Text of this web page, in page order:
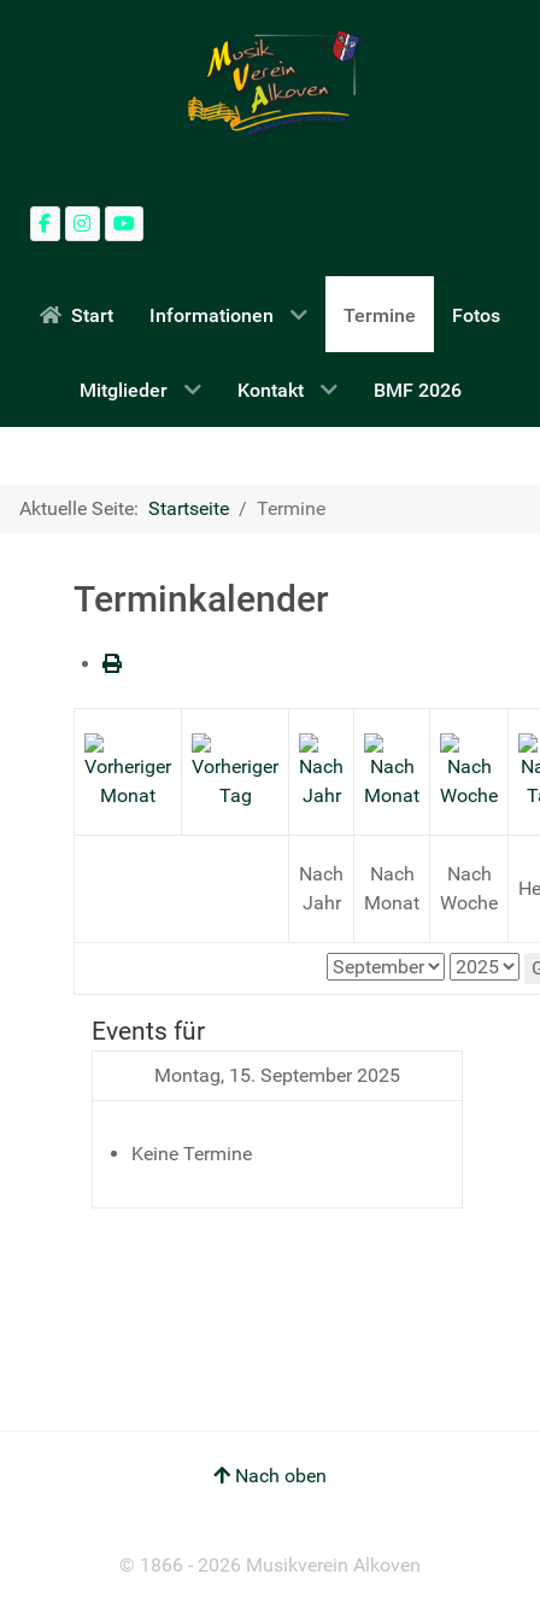
Start Informationen Termine Fotos
Mitglieder Kontakt BMF 2026
Aktuelle Seite: Startseite Termine
Terminkalender
Nach
Jahr
Nach
Monat
Nach
Woche
Events für
Montag, 15. September 2025
Keine Termine
Nach oben
© 1866 - 2026 Musikverein Alkoven